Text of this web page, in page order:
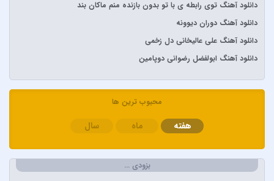
آرش و ساسی
آرمان گرشاسبی
آرمین زارعی
آرون افشار
آصف آریا
ابولفضل رضوانی
ابی دولابی
دانلود آهنگ توی رابطه ی با تو بدون بازنده منم ماکان بند
دانلود آهنگ دوران دیوونه
دانلود آهنگ علی عالیخانی دل زخمی
دانلود آهنگ ابولفضل رضوانی دوپامین
محبوب ترین ها
هفته ماه سال
بزودی …